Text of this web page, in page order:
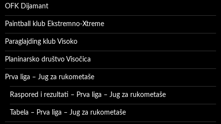
OFK Dijamant
Paintball klub Ekstremno-Xtreme
Paraglajding klub Visoko
Planinarsko društvo Visočica
Prva liga – Jug za rukometaše
Raspored i rezultati – Prva liga – Jug za rukometaše
Tabela – Prva liga – Jug za rukometaše